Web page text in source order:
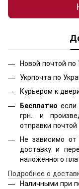
Новой почтой
Укрпочта по
Курьером к
Бесплатно если
грн. и
отправки почтой
Не зависимо от
доставку и
наложенного
Подробнее о
Наличными при